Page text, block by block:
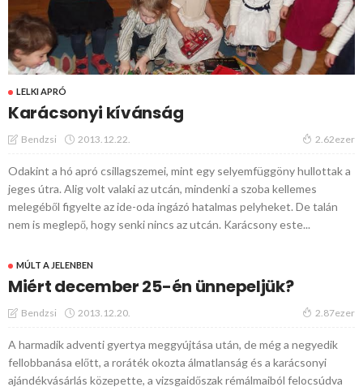
LELKI APRÓ
Karácsonyi kívánság
Bendzsi 2013.12.22. 2.62ezer
Odakint a hó apró csillagszemei, mint egy selyemfüggöny hullottak a
jeges útra. Alig volt valaki az utcán, mindenki a szoba kellemes
melegéből figyelte az ide-oda ingázó hatalmas pelyheket. De talán
nem is meglepő, hogy senki nincs az utcán. Karácsony este...
MÚLT A JELENBEN
Miért december 25-én ünnepeljük?
Bendzsi 2013.12.20. 2.87ezer
A harmadik adventi gyertya meggyújtása után, de még a negyedik
fellobbanása előtt, a roráték okozta álmatlanság és a karácsonyi
ajándékvásárlás közepette, a vizsgaidőszak rémálmaiból felocsúdva